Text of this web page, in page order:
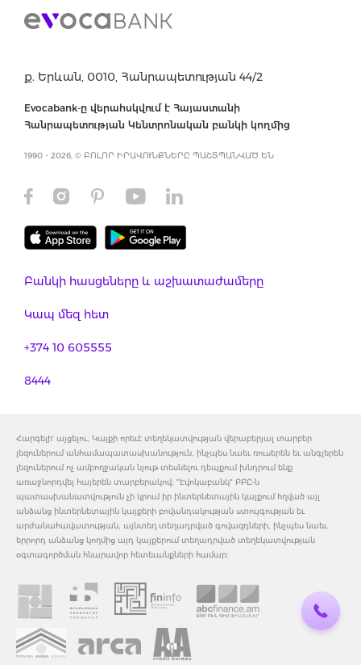
ք. Երևան, 0010, Հանրապետության 44/2
Evocabank-ը վերահսկվում է Հայաստանի
Հանրապետության Կենտրոնական բանկի կողմից
1990 - 2026, © ԲՈԼՈՐ ԻՐԱՎՈՒՆՔՆԵՐԸ ՊԱՇՏՊԱՆՎԱԾ ԵՆ
Բանկի հասցեները և աշխատաժամերը
Կապ մեզ հետ
+374 10 605555
8444
Հարգելի' այցելու, Կայքի որեւէ տեղեկատվության վերաբերյալ տարբեր
լեզուներում անհամապատասխանություն, ինչպես նաեւ ռուսերեն եւ անգլերեն
լեզուներում ոչ ամբողջական նյութ տեսնելու դեպքում խնդրում ենք
առաջնորդվել հայերեն տարբերակով: "Էվոկաբանկ" ԲԲԸ-ն
պատասխանատվություն չի կրում իր ինտերնետային կայքում հղված այլ
անձանց ինտերնետային կայքերի բովանդակության ստույգության եւ
արժանահավատության, այնտեղ տեղադրված գովազդների, ինչպես նաեւ
երրորդ անձանց կողմից այդ կայքերում տեղադրված տեղեկատվության
օգտագործման հնարավոր հետեւանքների համար: